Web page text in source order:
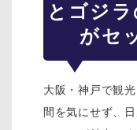
とゴジ
がセ
大阪・神戸で観
間を気にせず、